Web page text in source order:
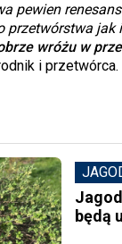
pewien
przetwórstwa
wróżu w
i przetwórca.
będą